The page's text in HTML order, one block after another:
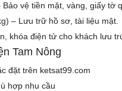
vệ tiền mặt, vàng, giấy tờ
– Lưu trữ hồ sơ, tài liệu mật.
khóa điện tử cho khách lưu
Tam Nông
đặt trên ketsat99.com
hợp nhu cầu